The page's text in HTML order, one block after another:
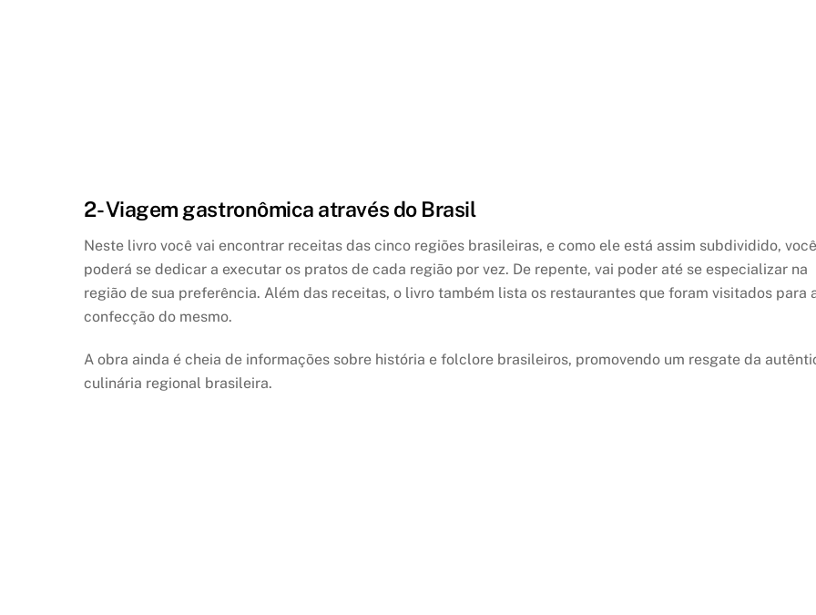
2- Viagem gastronômica através do Brasil
Neste livro você vai encontrar receitas das cinco regiões brasileiras, e como ele está assim subdividido, você
poderá se dedicar a executar os pratos de cada região por vez. De repente, vai poder até se especializar na
região de sua preferência. Além das receitas, o livro também lista os restaurantes que foram visitados para
confecção do mesmo.
A obra ainda é cheia de informações sobre história e folclore brasileiros, promovendo um resgate da
culinária regional brasileira.